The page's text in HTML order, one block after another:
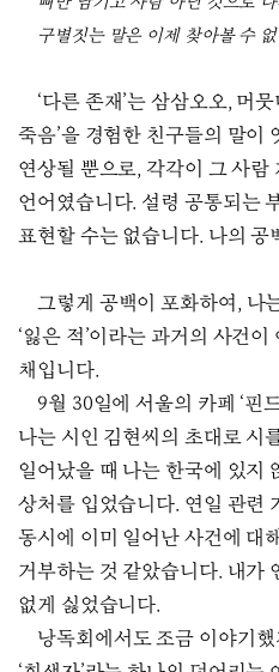
구별짓는 말은 이제 찾아볼 수
‘다른 존재’는 삼삼오오, 머
죽음’을 경험한 친구들의 말이
연상될 뿐으로, 각각이 그 사
언어였습니다. 설령 공통되는
표현할 수는 없습니다. 나의 공
그렇게 공백이 포화하여, 나
‘잃은 적’이라는 과거의 사건
채입니다.
9월 30일에 서울의 카페 ‘핀
나는 시인 김현씨의 초대로 시
일어났을 때 나는 한국에 있지
상처를 입었습니다. 연일 관련
동시에 이미 일어난 사건에 대
거부하는 것 같았습니다. 내가
없게 싫었습니다.
낭독회에서도 조금 이야기